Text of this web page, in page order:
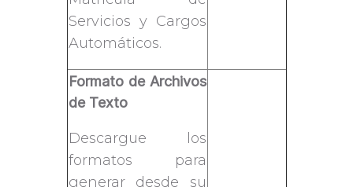
Servicios y Cargos
Automáticos.
Formato de Archivos
de Texto
Descargue los
formatos para
generar desde su